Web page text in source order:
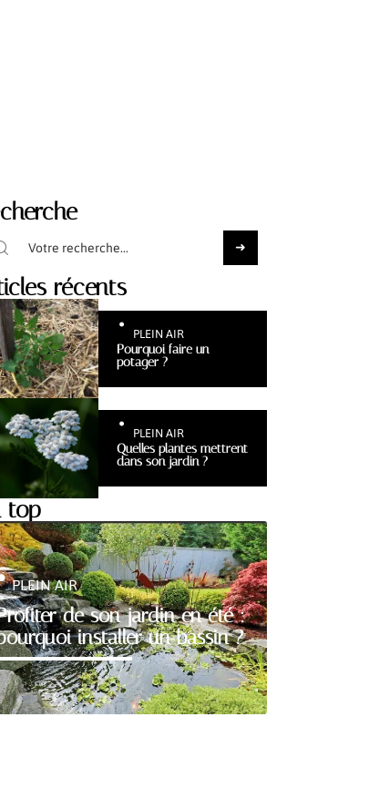
récents
PLEIN AIR
Pourquoi faire un
potager ?
PLEIN AIR
Quelles plantes mettrent
dans son jardin ?
top
de son jardin en été :
installer un bassin ?
PLEIN AIR